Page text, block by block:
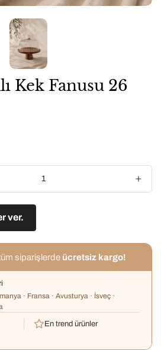
Kek Fanusu 26
ver.
siparişlerde ücretsiz kargo!
· Fransa · Avusturya · İsveç ·
En trend ürünler